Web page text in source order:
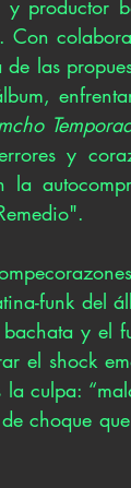
productor
las
y
la
funk del
y el
el shock
culpa:
choque